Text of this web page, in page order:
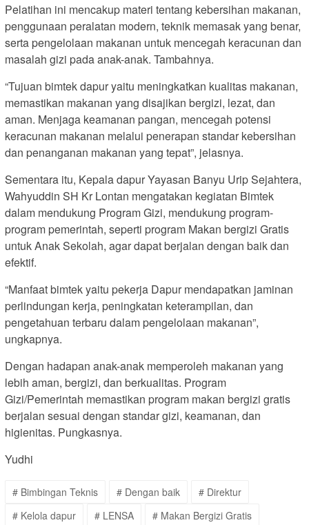
Pelatihan ini mencakup materi tentang kebersihan makanan,
penggunaan peralatan modern, teknik memasak yang benar,
serta pengelolaan makanan untuk mencegah keracunan dan
masalah gizi pada anak-anak. Tambahnya.
“Tujuan bimtek dapur yaitu meningkatkan kualitas makanan,
memastikan makanan yang disajikan bergizi, lezat, dan
aman. Menjaga keamanan pangan, mencegah potensi
keracunan makanan melalui penerapan standar kebersihan
dan penanganan makanan yang tepat”, jelasnya.
Sementara itu, Kepala dapur Yayasan Banyu Urip Sejahtera,
Wahyuddin SH Kr Lontan mengatakan kegiatan Bimtek
dalam mendukung Program Gizi, mendukung program-
program pemerintah, seperti program Makan bergizi Gratis
untuk Anak Sekolah, agar dapat berjalan dengan baik dan
efektif.
“Manfaat bimtek yaitu pekerja Dapur mendapatkan jaminan
perlindungan kerja, peningkatan keterampilan, dan
pengetahuan terbaru dalam pengelolaan makanan”,
ungkapnya.
Dengan hadapan anak-anak memperoleh makanan yang
lebih aman, bergizi, dan berkualitas. Program
Gizi/Pemerintah memastikan program makan bergizi gratis
berjalan sesuai dengan standar gizi, keamanan, dan
higienitas. Pungkasnya.
Yudhi
# Bimbingan Teknis # Dengan baik
# Direktur
# Kelola dapur
# LENSA # Makan Bergizi Gratis